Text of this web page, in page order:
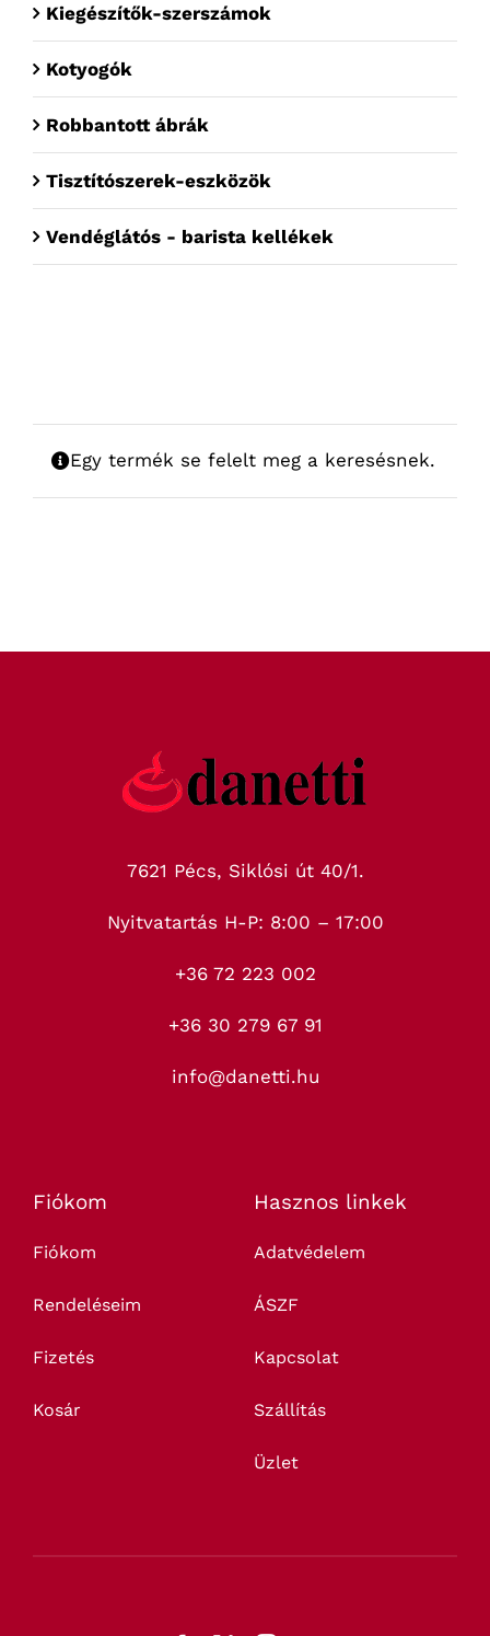
Egy termék se felelt meg a keresésnek.
Kiegészítők-szerszámok
Kotyogók
Robbantott ábrák
Tisztítószerek-eszközök
Vendéglátós - barista kellékek
7621 Pécs, Siklósi út 40/1.
Nyitvatartás H-P: 8:00 – 17:00
+36 72 223 002
+36 30 279 67 91
info@danetti.hu
Fiókom
Fiókom
Rendeléseim
Fizetés
Kosár
Hasznos linkek
Adatvédelem
ÁSZF
Kapcsolat
Szállítás
Üzlet